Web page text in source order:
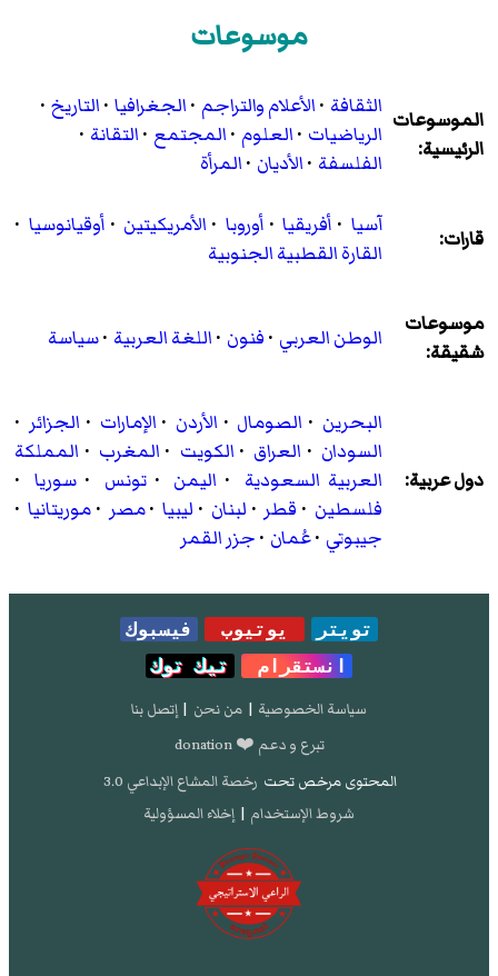
موسوعات
الموسوعات
الرئيسية:
الثقافة ·الأعلام والتراجم ·الجغرافيا ·التاريخ ·
الرياضيات ·العلوم ·المجتمع ·التقانة ·
الفلسفة ·الأديان ·المرأة
قارات: آسيا · أفريقيا · أوروبا · الأمريكيتين · أوقيانوسيا ·
القارة القطبية الجنوبية
موسوعات
شقيقة:
الوطن العربي ·فنون ·اللغة العربية ·سياسة
دول عربية:
البحرين · الصومال · الأردن · الإمارات · الجزائر ·
السودان · العراق · الكويت · المغرب · المملكة
العربية السعودية · اليمن · تونس · سوريا ·
فلسطين · قطر · لبنان · ليبيا ·مصر ·موريتانيا ·
جيبوتي ·عُمان ·جزر القمر
تويتر يوتيوب
فيسبوك
انستقرام
تيك توك
سياسة الخصوصية | من نحن | إتصل بنا
تبرع و دعم ❤️ donation
المحتوى مرخص تحت رخصة المشاع الإبداعي 3.0
شروط الإستخدام | إخلاء المسؤولية